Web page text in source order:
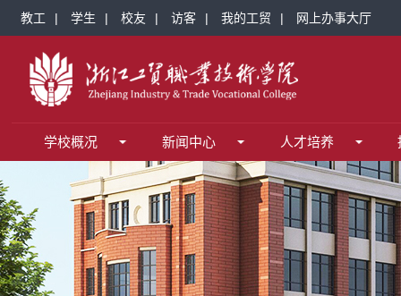
教工 | 学生 | 校友 | 访客 | 我的工贸 | 网上办事大厅
教务系统 统一身份认证平台
教学科研 图书馆 科技研究 学报编辑部
信息服务 信息公开 网站导航 通勤车安排
心理健康教育中心 学校公众号
就业创业 就业网 台湾青年创业就业网
信息服务 网站导航 智慧校园综合门户 学工系
数字资源 图书馆 光机电应用技术教学资源库 精品课
新生导读 学校概况 招生网 校园风光 校训
校训 校园风光
学校简介 现任领导 组织机构
新闻中心 学校新闻 媒体看工贸
招生网 重点专业
人才引进 人才招聘
区域融合 知识产权服务园
学校概况 新闻中心 人才培养